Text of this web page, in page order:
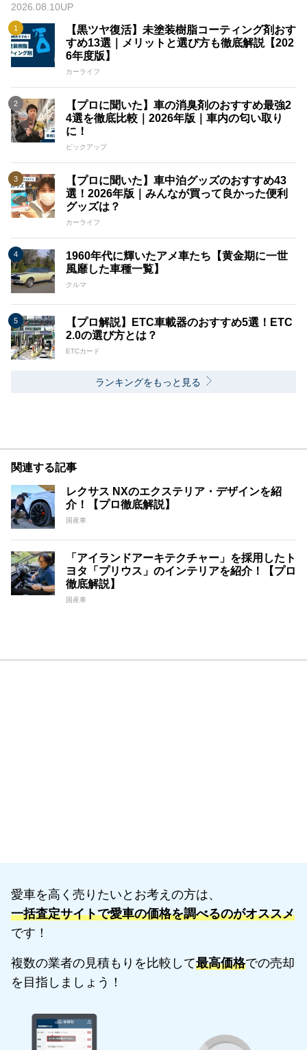
2026.08.10UP
【黒ツヤ復活】未塗装樹脂コーティング剤おす
すめ13選｜メリットと選び方も徹底解説【202
6年度版】
カーライフ
【プロに聞いた】車の消臭剤のおすすめ最強2
4選を徹底比較｜2026年版｜車内の匂い取り
に！
ピックアップ
【プロに聞いた】車中泊グッズのおすすめ43
選！2026年版｜みんなが買って良かった便利
グッズは？
カーライフ
1960年代に輝いたアメ車たち【黄金期に一世
風靡した車種一覧】
クルマ
【プロ解説】ETC車載器のおすすめ5選！ETC
2.0の選び方とは？
ETCカード
ランキングをもっと見る
関連する記事
レクサス NXのエクステリア・デザインを紹
介！【プロ徹底解説】
国産車
「アイランドアーキテクチャー」を採用したト
ヨタ「プリウス」のインテリアを紹介！【プロ
徹底解説】
国産車
愛車を高く売りたいとお考えの方は、
一括査定サイトで愛車の価格を調べるのがオススメ
です！
複数の業者の見積もりを比較して最高価格での売却
を目指しましょう！